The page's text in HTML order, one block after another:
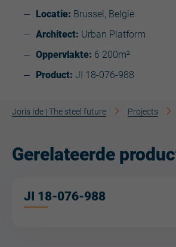
Locatie: Brussel, België
Architect: Urban Platform
Oppervlakte: 6 200m²
Product: JI 18-076-988
Joris Ide | The steel future Projects
Gerelateerde
JI 18-076-988